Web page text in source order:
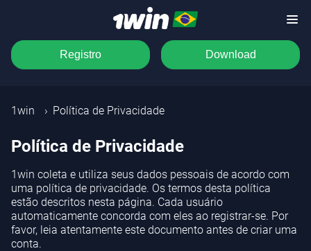
Registro Download
1win Política de Privacidade
Política de Privacidade
1win coleta e utiliza seus dados pessoais de acordo com
uma política de privacidade. Os termos desta política
estão descritos nesta página. Cada usuário
automaticamente concorda com eles ao registrar-se. Por
favor, leia atentamente este documento antes de criar uma
conta.